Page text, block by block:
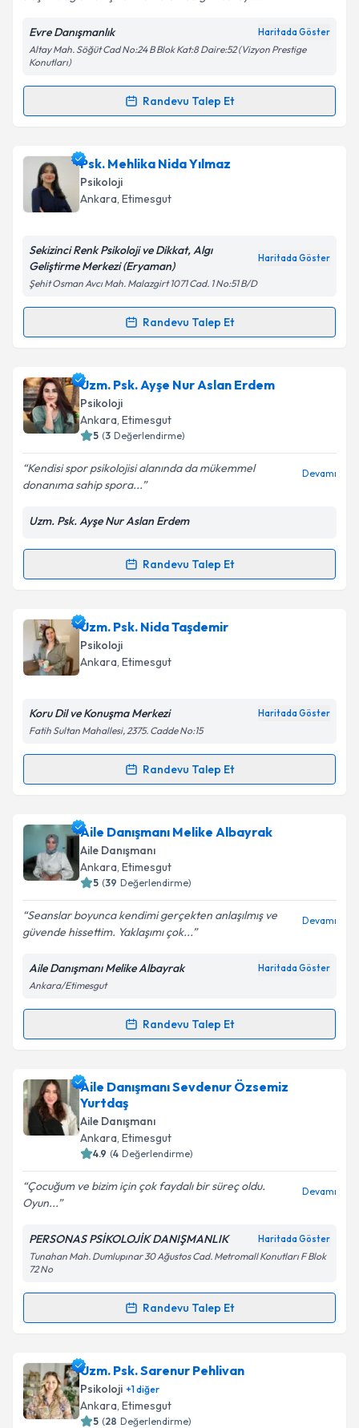
Kişisel verilerimin işlenmesine ilişkin
Aydınlatma
Metni'ni okudum ve kişisel verilerimin belirtilen
Takvim Talebini Gönder
Evre Danışmanlık Haritada Göster
Altay Mah. Söğüt Cad No:24 B Blok Kat:8 Daire:52 (Vizyon Prestige
Konutları)
Randevu Talep Et
Randevu Takvimi Talebi
Uzm. Psk. F. Görkem Kılınçiçin randevu takvimi
talebi oluşturun. Size bu uzmandan randevu almanız
için bir takvim hazırlandığında e-posta ile
bilgilendireceğiz.
Kişisel verilerimin işlenmesine ilişkin
Metni'ni okudum ve kişisel verilerimin belirtilen
Takvim Talebini Gönder
Psk. Mehlika Nida Yılmaz
Psikoloji
Ankara, Etimesgut
Sekizinci Renk Psikoloji ve Dikkat, Algı
Geliştirme Merkezi (Eryaman)
Haritada Göster
Şehit Osman Avcı Mah. Malazgirt 1071 Cad. 1 No:51 B/D
Randevu Talep Et
Randevu Takvimi Talebi
Psk. Mehlika Nida Yılmaziçin randevu takvimi talebi
oluşturun. Size bu uzmandan randevu almanız için bir
takvim hazırlandığında e-posta ile bilgilendireceğiz.
Kişisel verilerimin işlenmesine ilişkin
kapsamda işlenmesini kabul ediyorum.
Uzm. Psk. Ayşe Nur Aslan Erdem
Psikoloji
Ankara, Etimesgut
5 (3 Değerlendirme)
Kendisi spor psikolojisi alanında da mükemmel
donanıma sahip spora...
Devamı
Uzm. Psk. Ayşe Nur Aslan Erdem
Randevu Talep Et
Randevu Takvimi Talebi
Uzm. Psk. Ayşe Nur Aslan Erdem
takvimi talebi oluşturun. Size bu uzmandan randevu
almanız için bir takvim hazırlandığında e-posta ile
bilgilendireceğiz.
Kişisel verilerimin işlenmesine ilişkinAydınlatma
kapsamda işlenmesini kabul ediyorum.
Takvim Talebini Gönder
Uzm. Psk. Nida Taşdemir
Psikoloji
Ankara, Etimesgut
Koru Dil ve Konuşma Merkezi Haritada Göster
Fatih Sultan Mahallesi, 2375. Cadde No:15
Randevu Talep Et
Randevu Takvimi Talebi
Uzm. Psk. Nida Taşdemiriçin randevu takvimi talebi
oluşturun. Size bu uzmandan randevu almanız için bir
takvim hazırlandığında e-posta ile bilgilendireceğiz.
Kişisel verilerimin işlenmesine ilişkin
Aydınlatma
Metni'ni okudum ve kişisel verilerimin belirtilen
kapsamda işlenmesini kabul ediyorum.
Aile Danışmanı Melike Albayrak
Aile Danışmanı
Ankara, Etimesgut
5 (39 Değerlendirme)
Seanslar boyunca kendimi gerçekten anlaşılmış ve
güvende hissettim. Yaklaşımı çok...
Devamı
Aile Danışmanı Melike Albayrak Haritada Göster
Ankara/Etimesgut
Randevu Talep Et
Randevu Takvimi Talebi
Aile Danışmanı Melike Albayrakiçin randevu
takvimi talebi oluşturun. Size bu uzmandan randevu
almanız için bir takvim hazırlandığında e-posta ile
bilgilendireceğiz.
Kişisel verilerimin işlenmesine ilişkin
Aydınlatma
Metni'ni okudum ve kişisel verilerimin belirtilen
Takvim Talebini Gönder
Aile Danışmanı Sevdenur Özsemiz
Yurtdaş
Aile Danışmanı
Ankara, Etimesgut
4.9 (4 Değerlendirme)
Çocuğum ve bizim için çok faydalı bir süreç oldu.
Oyun...
Devamı
PERSONAS PSİKOLOJİK DANIŞMANLIK Haritada Göster
Tunahan Mah. Dumlupınar 30 Ağustos Cad. Metromall Konutları F Blok
72 No
Randevu Talep Et
Randevu Takvimi Talebi
Aile Danışmanı Sevdenur Özsemiz Yurtdaş
randevu takvimi talebi oluşturun. Size bu uzmandan
randevu almanız için bir takvim hazırlandığında e-
posta ile bilgilendireceğiz.
Uzm. Psk. Sarenur Pehlivan
Psikoloji +1diğer
Ankara, Etimesgut
5 (28 Değerlendirme)